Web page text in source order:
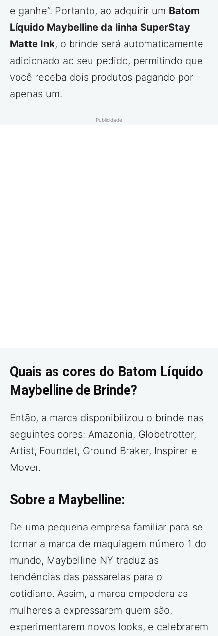
e ganhe”. Portanto, ao adquirir um Batom
Líquido Maybelline da linha SuperStay
Matte Ink, o brinde será automaticamente
adicionado ao seu pedido, permitindo que
você receba dois produtos pagando por
apenas um.
Publicidade
Quais as cores do Batom Líquido
Maybelline de Brinde?
Então, a marca disponibilizou o brinde nas
seguintes cores: Amazonia, Globetrotter,
Artist, Foundet, Ground Braker, Inspirer e
Mover.
Sobre a Maybelline:
De uma pequena empresa familiar para se
tornar a marca de maquiagem número 1 do
mundo, Maybelline NY traduz as
tendências das passarelas para o
cotidiano. Assim, a marca empodera as
mulheres a expressarem quem são,
experimentarem novos looks, e celebrarem